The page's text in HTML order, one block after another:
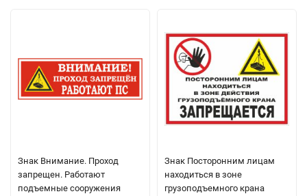
Знак Внимание. Проход
запрещен. Работают
подъемные сооружения
Знак Посторонним лицам
находиться в зоне
грузоподъемного крана